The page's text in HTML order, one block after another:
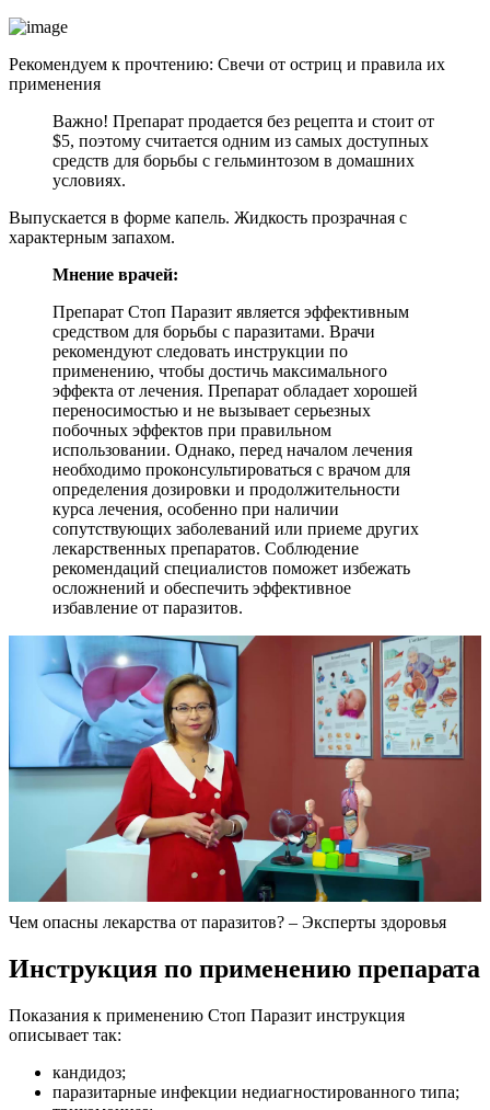
Рекомендуем к прочтению: Свечи от остриц и правила их
применения
Важно! Препарат продается без рецепта и стоит от
$5, поэтому считается одним из самых доступных
средств для борьбы с гельминтозом в домашних
условиях.
Выпускается в форме капель. Жидкость прозрачная с
характерным запахом.
Мнение врачей:
Препарат Стоп Паразит является эффективным
средством для борьбы с паразитами. Врачи
рекомендуют следовать инструкции по
применению, чтобы достичь максимального
эффекта от лечения. Препарат обладает хорошей
переносимостью и не вызывает серьезных
побочных эффектов при правильном
использовании. Однако, перед началом лечения
необходимо проконсультироваться с врачом для
определения дозировки и продолжительности
курса лечения, особенно при наличии
сопутствующих заболеваний или приеме других
лекарственных препаратов. Соблюдение
рекомендаций специалистов поможет избежать
осложнений и обеспечить эффективное
избавление от паразитов.
Чем опасны лекарства от паразитов? – Эксперты здоровья
Инструкция по применению препарата
Показания к применению Стоп Паразит инструкция
описывает так:
кандидоз;
паразитарные инфекции недиагностированного типа;